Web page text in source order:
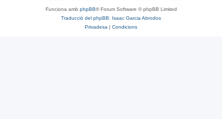
Funciona amb phpBB® Forum Software © phpBB Limited
Traducció del phpBB: Isaac Garcia Abrodos
Privadesa | Condicions